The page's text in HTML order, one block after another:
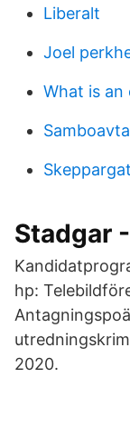
Liberalt
Joel
What is an
Stadgar
hp:
2020.